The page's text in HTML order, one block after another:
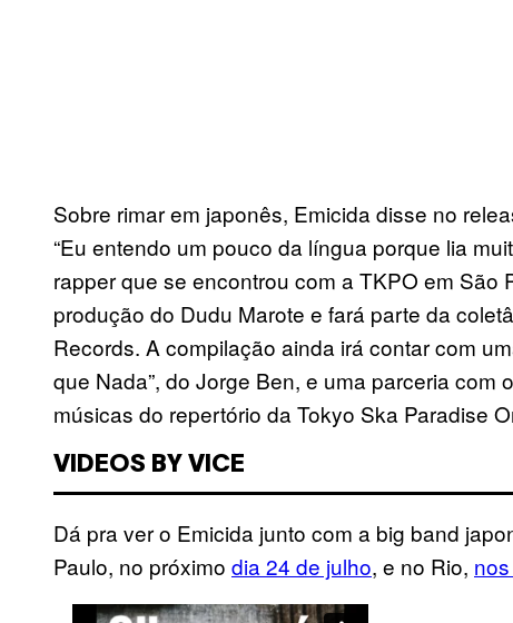
Sobre rimar em japonês, Emicida disse no
“Eu entendo um pouco da língua porque lia
rapper que se encontrou com a TKPO em São
produção do Dudu Marote e fará parte da
Records. A compilação ainda irá contar com
que Nada”, do Jorge Ben, e uma parceria com
músicas do repertório da Tokyo Ska Paradise
VIDEOS BY VICE
Dá pra ver o Emicida junto com a big band
Paulo, no próximo dia 24 de julho, e no Rio,